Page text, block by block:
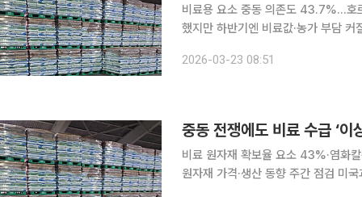
비료용 요소 중동 의존도 43.7%…호
했지만 하반기엔 비료값·농가 부담 커질 우려 중동 전쟁 장기화가 국내 농업의 또
가격이 흔들릴 수 있다는 우려가 커지
2026-03-23 08:51
중동 전쟁에도 비료 수급 ‘
비료 원자재 확보율 요소 43%·염화
원자재 가격·생산 동향 주간 점검 미국과 이란 간 군사 충돌로 글로벌 비료 공급망 차질 우려가 제기